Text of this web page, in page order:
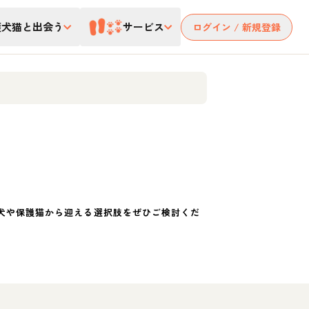
猫と出会う サービス ログイン / 新規登録
保護猫から迎える選択肢をぜひご検討くだ